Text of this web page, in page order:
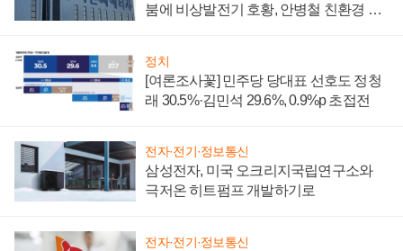
붐에 비상발전기 호황, 안병철 친환경 에
정치
[여론조사꽃] 민주당 당대표 선호도 정청
래 30.5%·김민석 29.6%, 0.9%p 초접전
전자·전기·정보통신
삼성전자, 미국 오크리지국립연구소와
극저온 히트펌프 개발하기로
전자·전기·정보통신